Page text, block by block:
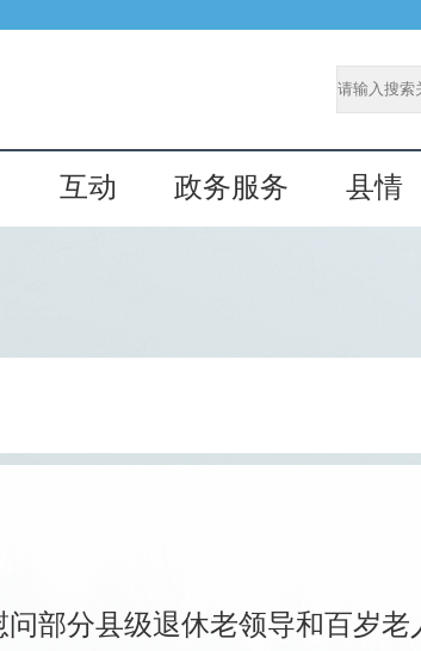
互动 政务服务 县情
部分县级退休老领导和百岁老